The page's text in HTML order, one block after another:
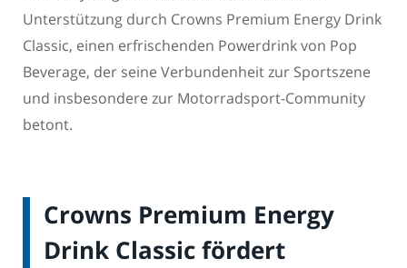
Unterstützung durch Crowns Premium Energy Drink
Classic, einen erfrischenden Powerdrink von Pop
Beverage, der seine Verbundenheit zur Sportszene
und insbesondere zur Motorradsport-Community
betont.
Crowns Premium Energy
Drink Classic fördert